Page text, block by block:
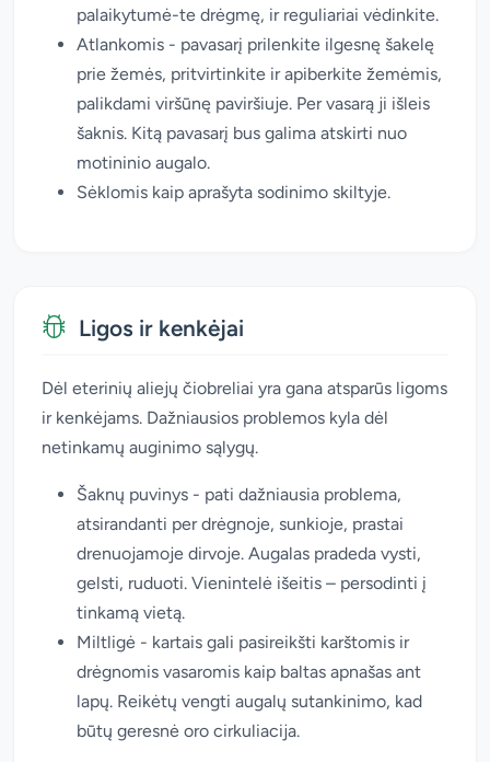
palaikytumė-te drėgmę, ir reguliariai vėdinkite.
Atlankomis - pavasarį prilenkite ilgesnę šakelę
prie žemės, pritvirtinkite ir apiberkite žemėmis,
palikdami viršūnę paviršiuje. Per vasarą ji išleis
šaknis. Kitą pavasarį bus galima atskirti nuo
motininio augalo.
Sėklomis kaip aprašyta sodinimo skiltyje.
Ligos ir kenkėjai
Dėl eterinių aliejų čiobreliai yra gana atsparūs ligoms
ir kenkėjams. Dažniausios problemos kyla dėl
netinkamų auginimo sąlygų.
Šaknų puvinys - pati dažniausia problema,
atsirandanti per drėgnoje, sunkioje, prastai
drenuojamoje dirvoje. Augalas pradeda vysti,
gelsti, ruduoti. Vienintelė išeitis – persodinti į
tinkamą vietą.
Miltligė - kartais gali pasireikšti karštomis ir
drėgnomis vasaromis kaip baltas apnašas ant
lapų. Reikėtų vengti augalų sutankinimo, kad
būtų geresnė oro cirkuliacija.